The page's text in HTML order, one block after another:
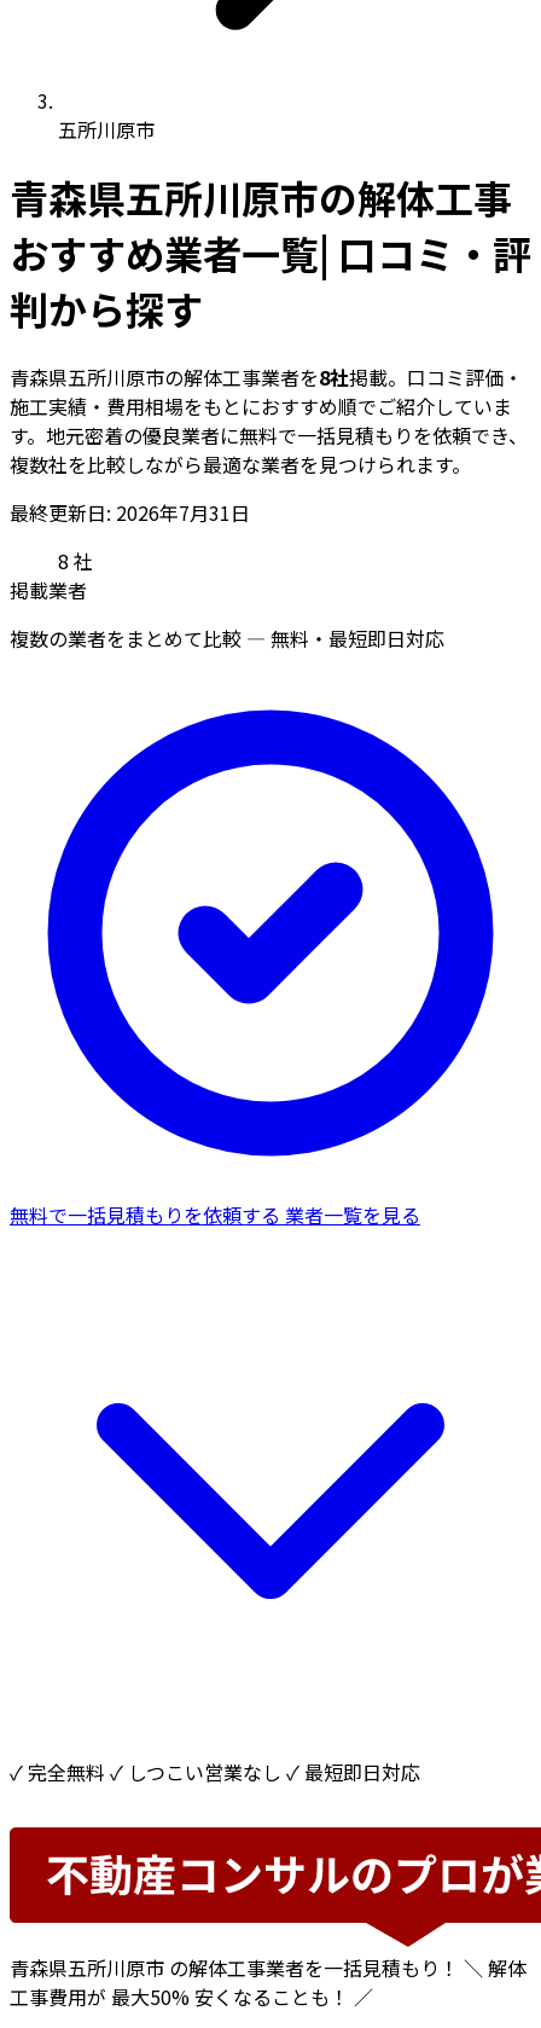
五所川原市
青森県五所川原市の解体工事
おすすめ業者一覧| 口コミ・評
判から探す
青森県五所川原市の解体工事業者を8社掲載。口コミ評価・
施工実績・費用相場をもとにおすすめ順でご紹介していま
す。地元密着の優良業者に無料で一括見積もりを依頼でき、
複数社を比較しながら最適な業者を見つけられます。
最終更新日: 2026年7月31日
8 社
掲載業者
複数の業者をまとめて比較 — 無料・最短即日対応
無料で一括見積もりを依頼する 業者一覧を見る
✓ 完全無料 ✓ しつこい営業なし ✓ 最短即日対応
青森県五所川原市 の解体工事業者を一括見積もり！ ＼ 解体
工事費用が 最大50%安くなることも！ ／